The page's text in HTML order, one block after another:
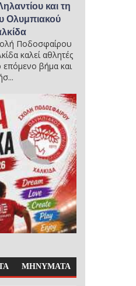
και τη
Ολυμπιακού
Ποδοσφαίρου
καλεί αθλητές
βήμα και
ΜΗΝΥΜΑΤΑ